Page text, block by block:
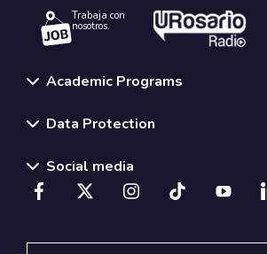
Trabaja con
nosotros.
Academic Programs
Data Protection
Social media